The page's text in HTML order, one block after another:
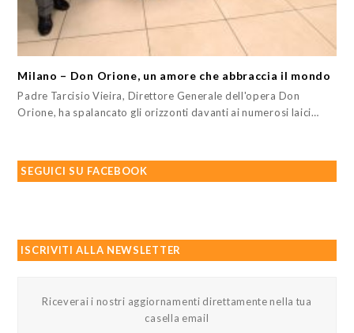
Milano – Don Orione, un amore che abbraccia il mondo
Padre Tarcisio Vieira, Direttore Generale dell'opera Don
Orione, ha spalancato gli orizzonti davanti ai numerosi laici…
SEGUICI SU FACEBOOK
ISCRIVITI ALLA NEWSLETTER
Riceverai i nostri aggiornamenti direttamente nella tua
casella email